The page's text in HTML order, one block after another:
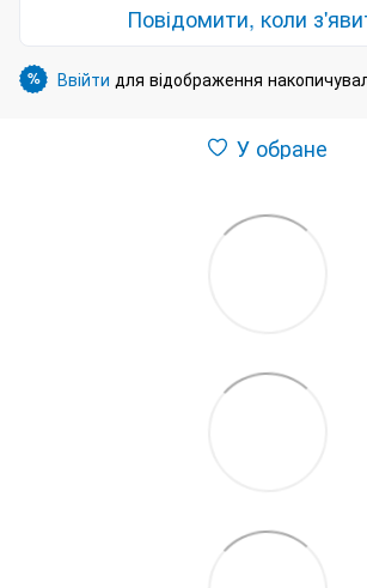
Повідомити, коли
% Ввійти для відображення
У обране